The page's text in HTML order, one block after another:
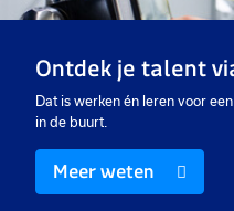
40 uur
€ 17,00- € 23,00 p.u.
Ontdek je talent
Dat is werken én leren voor
in de buurt.
Meer weten